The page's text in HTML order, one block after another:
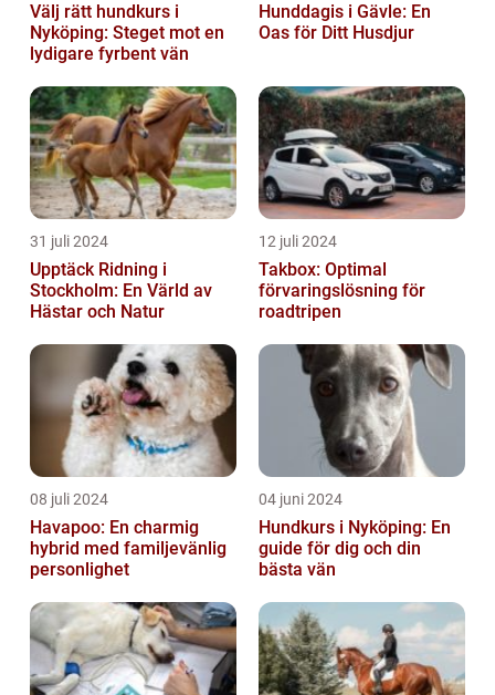
Välj rätt hundkurs i
Nyköping: Steget mot en
lydigare fyrbent vän
Hunddagis i Gävle: En
Oas för Ditt Husdjur
31 juli 2024
Upptäck Ridning i
Stockholm: En Värld av
Hästar och Natur
12 juli 2024
Takbox: Optimal
förvaringslösning för
roadtripen
08 juli 2024
Havapoo: En charmig
hybrid med familjevänlig
personlighet
04 juni 2024
Hundkurs i Nyköping: En
guide för dig och din
bästa vän